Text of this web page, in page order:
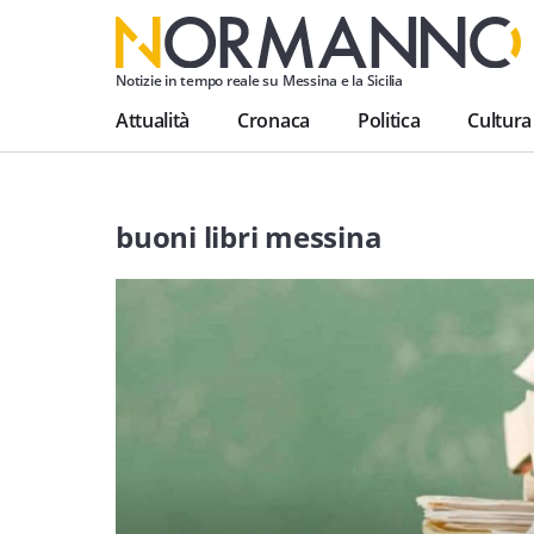
Notizie in tempo reale su Messina e la Sicilia
Attualità Cronaca Politica Cultura
buoni libri messina